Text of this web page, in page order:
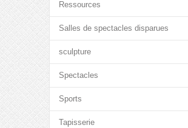
Ressources
Salles de spectacles disparues
sculpture
Spectacles
Sports
Tapisserie